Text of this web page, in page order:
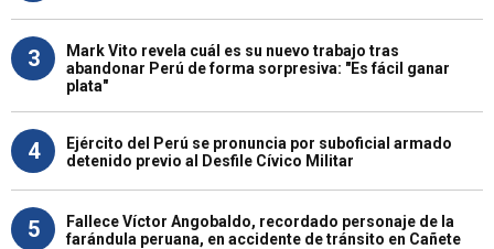
3
Mark Vito revela cuál es su nuevo trabajo tras
abandonar Perú de forma sorpresiva: "Es fácil ganar
plata"
4
Ejército del Perú se pronuncia por suboficial armado
detenido previo al Desfile Cívico Militar
5
Fallece Víctor Angobaldo, recordado personaje de la
farándula peruana, en accidente de tránsito en Cañete